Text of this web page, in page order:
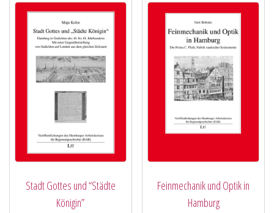
Stadt Gottes und “Städte
Königin”
Feinmechanik und Optik in
Hamburg